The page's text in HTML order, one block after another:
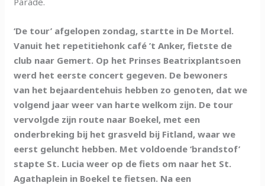
‘De tour’ afgelopen zondag, startte in De Mortel.
Vanuit het repetitiehonk café ’t Anker, fietste de
club naar Gemert. Op het Prinses Beatrixplantsoen
werd het eerste concert gegeven. De bewoners
van het bejaardentehuis hebben zo genoten, dat we
volgend jaar weer van harte welkom zijn. De tour
vervolgde zijn route naar Boekel, met een
onderbreking bij het grasveld bij Fitland, waar we
eerst geluncht hebben. Met voldoende ‘brandstof’
stapte St. Lucia weer op de fiets om naar het St.
Agathaplein in Boekel te fietsen. Na een